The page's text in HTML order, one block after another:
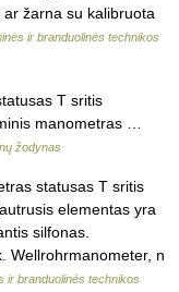
žarna su kalibruota
ir branduolinės technikos
T sritis
manometras …
žodynas
statusas T sritis
elementas yra
silfonas.
Wellrohrmanometer, n
ir branduolinės technikos